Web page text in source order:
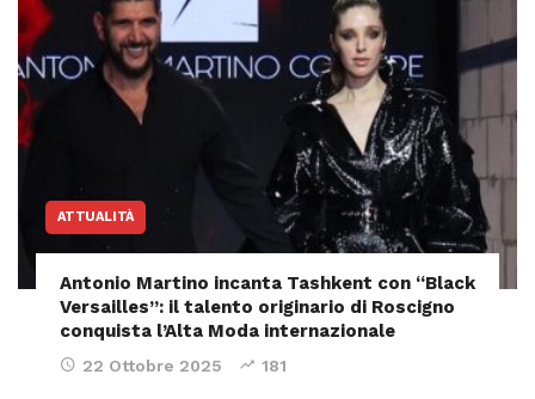
ATTUALITÀ
Antonio Martino incanta Tashkent con “Black
Versailles”: il talento originario di Roscigno
conquista l’Alta Moda internazionale
22 Ottobre 2025 181